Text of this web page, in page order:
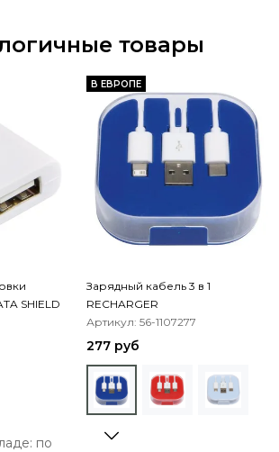
товары
SHIELD
по
В ЕВРОПЕ
Зарядный кабель 3 в 1
RECHARGER
Артикул: 56-1107277
277 руб